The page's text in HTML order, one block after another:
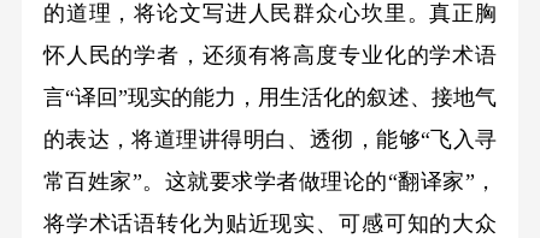
的道理，将论文写进人民群众心坎里。真正胸
怀人民的学者，还须有将高度专业化的学术语
言“译回”现实的能力，用生活化的叙述、接地气
的表达，将道理讲得明白、透彻，能够“飞入寻
常百姓家”。这就要求学者做理论的“翻译家”，
将学术话语转化为贴近现实、可感可知的大众